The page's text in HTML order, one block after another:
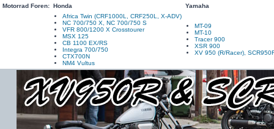
Motorrad Foren: Honda
Yamaha
Africa Twin (CRF1000L, CRF250L, X-ADV)
NC 700/750 X, NC 700/750 S
VFR 800/1200 X Crosstourer
MSX 125
CB 1100 EX/RS
Integra 700/750
CTX700N
NM4 Vultus
MT-09
MT-10
Tracer 900
XSR 900
XV 950 (R/Racer),